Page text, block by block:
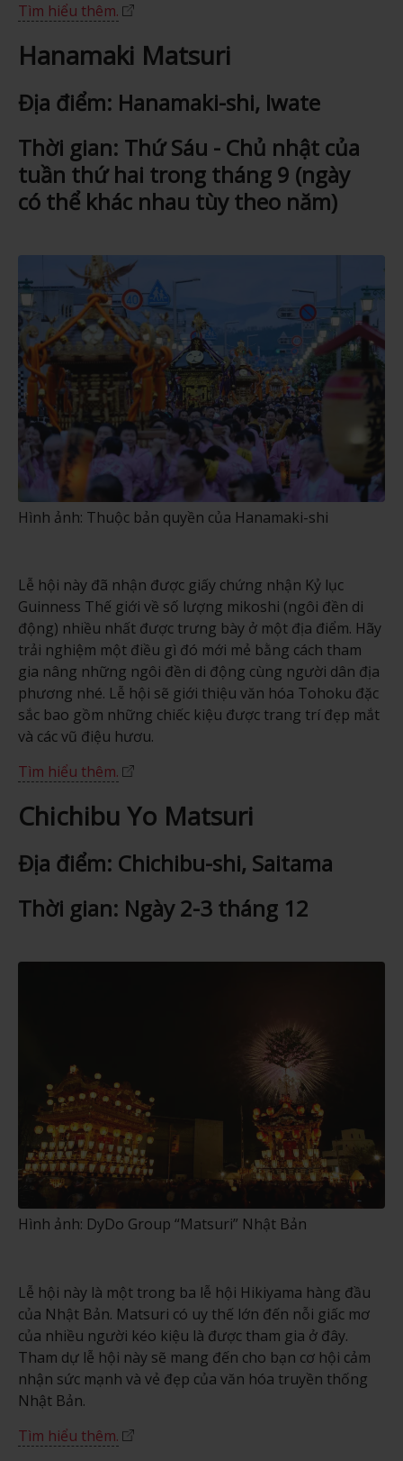
Tìm hiểu thêm.
Hanamaki Matsuri
Địa điểm: Hanamaki-shi, Iwate
Thời gian: Thứ Sáu - Chủ nhật của
tuần thứ hai trong tháng 9 (ngày
có thể khác nhau tùy theo năm)
Hình ảnh: Thuộc bản quyền của Hanamaki-shi
Lễ hội này đã nhận được giấy chứng nhận Kỷ lục
Guinness Thế giới về số lượng mikoshi (ngôi đền di
động) nhiều nhất được trưng bày ở một địa điểm. Hãy
trải nghiệm một điều gì đó mới mẻ bằng cách tham
gia nâng những ngôi đền di động cùng người dân địa
phương nhé. Lễ hội sẽ giới thiệu văn hóa Tohoku đặc
sắc bao gồm những chiếc kiệu được trang trí đẹp mắt
và các vũ điệu hươu.
Tìm hiểu thêm.
Chichibu Yo Matsuri
Địa điểm: Chichibu-shi, Saitama
Thời gian: Ngày 2-3 tháng 12
Hình ảnh: DyDo Group “Matsuri” Nhật Bản
Lễ hội này là một trong ba lễ hội Hikiyama hàng đầu
của Nhật Bản. Matsuri có uy thế lớn đến nỗi giấc mơ
của nhiều người kéo kiệu là được tham gia ở đây.
Tham dự lễ hội này sẽ mang đến cho bạn cơ hội cảm
nhận sức mạnh và vẻ đẹp của văn hóa truyền thống
Nhật Bản.
Tìm hiểu thêm.